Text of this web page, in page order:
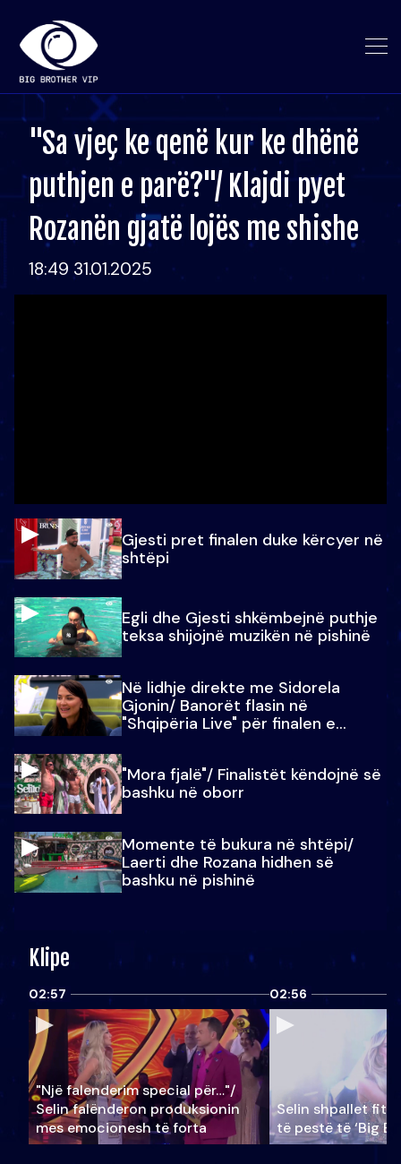
"Sa vjeç ke qenë kur ke dhënë
puthjen e parë?"/ Klajdi pyet
Rozanën gjatë lojës me shishe
18:49 31.01.2025
Gjesti pret finalen duke kërcyer në
shtëpi
Egli dhe Gjesti shkëmbejnë puthje
teksa shijojnë muzikën në pishinë
Në lidhje direkte me Sidorela
Gjonin/ Banorët flasin në
"Shqipëria Live" për finalen e
"Mora fjalë"/ Finalistët këndojnë së
bashku në oborr
Momente të bukura në shtëpi/
Laerti dhe Rozana hidhen së
bashku në pishinë
Klipe
02:57
"Një falenderim special për…"/
Selin falënderon produksionin
mes emocionesh të forta
02:56
Selin shpallet
të pestë të ‘Big